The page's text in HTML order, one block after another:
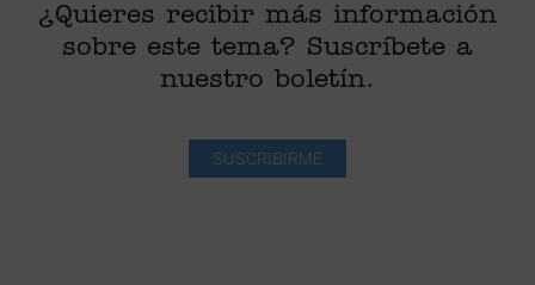
¿Quieres recibir más información
sobre este tema? Suscríbete a
nuestro boletín.
SUSCRIBIRME